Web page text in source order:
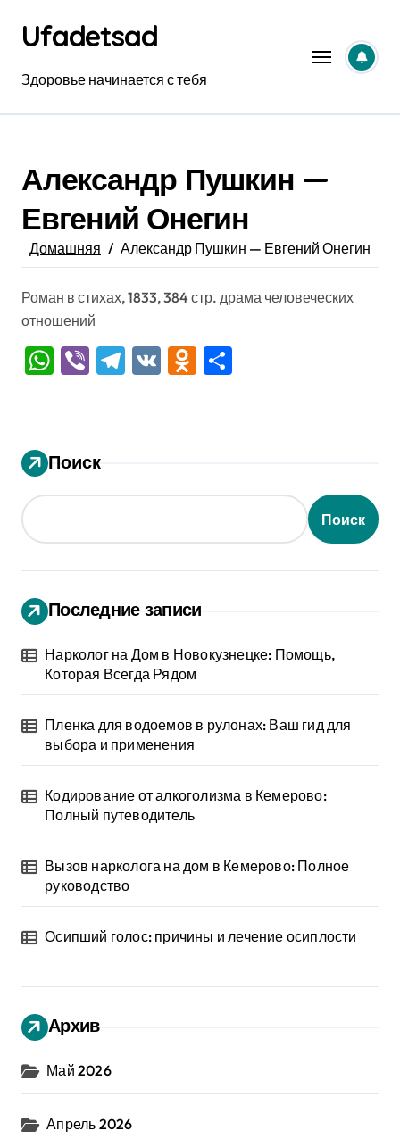
содержанию
Ufadetsad
Здоровье начинается с тебя
Александр Пушкин —
Евгений Онегин
Домашняя Александр Пушкин — Евгений Онегин
Роман в стихах, 1833, 384 стр. драма человеческих
отношений
WhatsApp
ViberTelegram
VK Odnoklassniki
Поиск
Поиск
Последние записи
Нарколог на Дом в Новокузнецке: Помощь,
Которая Всегда Рядом
Пленка для водоемов в рулонах: Ваш гид для
выбора и применения
Кодирование от алкоголизма в Кемерово:
Полный путеводитель
Вызов нарколога на дом в Кемерово: Полное
руководство
Осипший голос: причины и лечение осиплости
Архив
Май 2026
Апрель 2026